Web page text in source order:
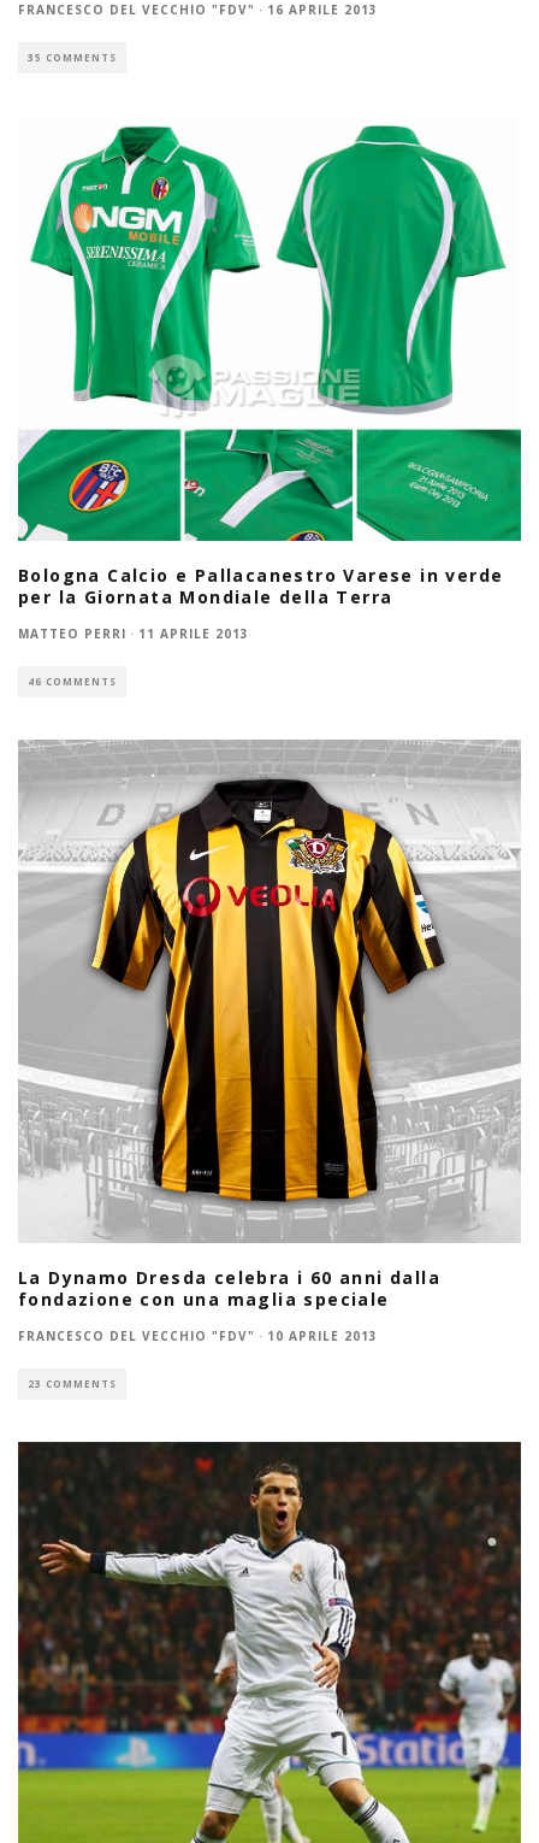
FRANCESCO DEL VECCHIO "FDV" · 16 APRILE 2013
35 COMMENTS
Bologna Calcio e Pallacanestro Varese in verde
per la Giornata Mondiale della Terra
MATTEO PERRI · 11 APRILE 2013
46 COMMENTS
La Dynamo Dresda celebra i 60 anni dalla
fondazione con una maglia speciale
FRANCESCO DEL VECCHIO "FDV" · 10 APRILE 2013
23 COMMENTS